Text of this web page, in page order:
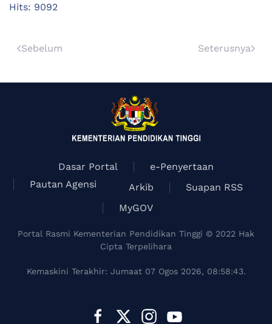
Hits: 9092
Sebelum Seterusnya
Dasar Portal
e-Penyertaan
Pautan Agensi
Arkib
Suapan RSS
MyGOV
Portal Rasmi Kementerian Pendidikan Tinggi © 2022 Hak
Cipta Terpelihara
Kemaskini Terakhir: Jumaat 07 Ogos 2026, 08:58:43.